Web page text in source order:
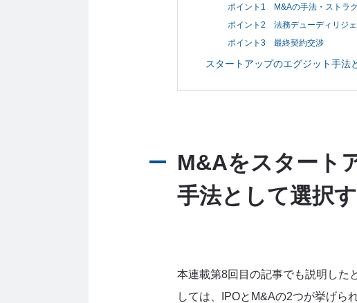
ポイント1 M&Aの手法・ストラ
ポイント2 法務デューディリジ
ポイント3 最終契約交渉
スタートアップのエグジット手法
M&Aをスタート
手法として選択
本連載第8回目の記事でも説明した
しては、IPOとM&Aの2つが挙げられ